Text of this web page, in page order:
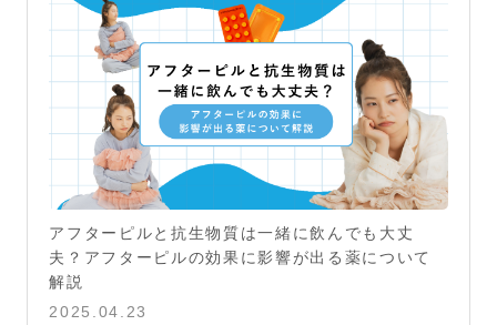
アフターピルと抗生物質は一緒に飲んでも大丈
夫？アフターピルの効果に影響が出る薬について
解説
2025.04.23